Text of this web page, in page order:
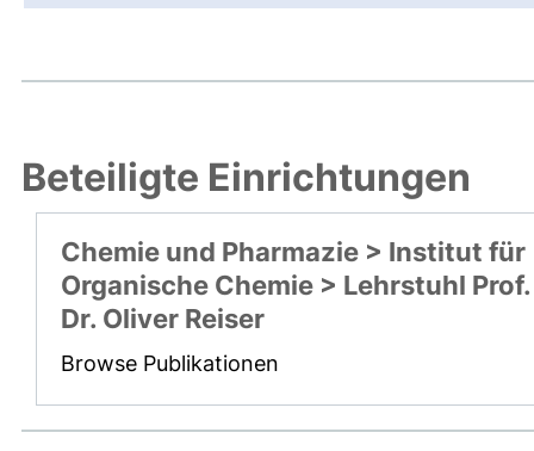
Beteiligte Einrichtungen
Chemie und Pharmazie > Institut für
Organische Chemie > Lehrstuhl Prof.
Dr. Oliver Reiser
Browse Publikationen